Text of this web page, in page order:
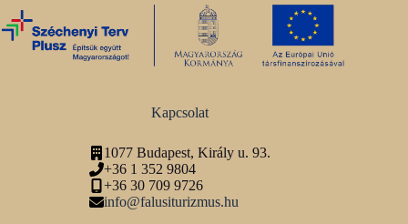
Kapcsolat
1077 Budapest, Király u. 93.
+36 1 352 9804
+36 30 709 9726
info@falusiturizmus.hu